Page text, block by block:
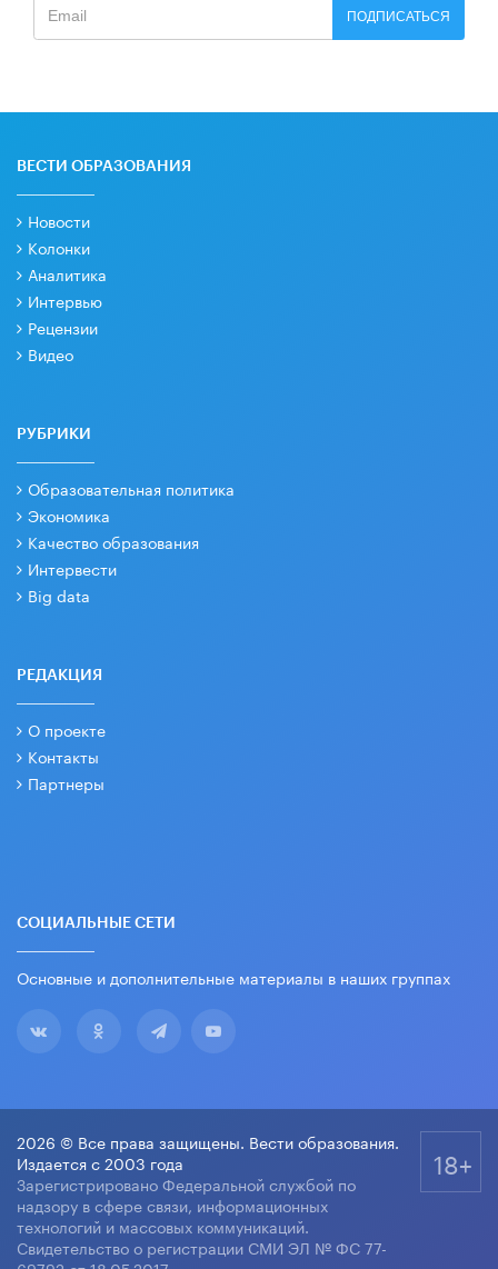
ПОДПИСАТЬСЯ
ВЕСТИ ОБРАЗОВАНИЯ
Новости
Колонки
Аналитика
Интервью
Рецензии
Видео
РУБРИКИ
Образовательная политика
Экономика
Качество образования
Интервести
Big data
РЕДАКЦИЯ
О проекте
Контакты
Партнеры
СОЦИАЛЬНЫЕ СЕТИ
Основные и дополнительные материалы в наших группах
2026 © Все права защищены. Вести образования.
Издается с 2003 года
Зарегистрировано Федеральной службой по
надзору в сфере связи, информационных
технологий и массовых коммуникаций.
Свидетельство о регистрации СМИ ЭЛ № ФС 77-
18+